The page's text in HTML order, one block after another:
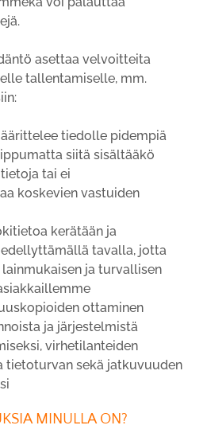
asettaa velvoitteita
tallentamiselle, mm.
tiedolle pidempiä
siitä sisältääkö
tai ei
koskevien vastuiden
kerätään ja
tavalla, jotta
ja turvallisen
ottaminen
ja järjestelmistä
virhetilanteiden
tietoturvan sekä jatkuvuuden
MINULLA ON?